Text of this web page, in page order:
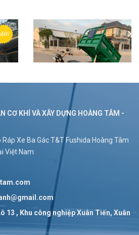
Mới
CƠ KHÍ VÀ XÂY DỰNG HOÀNG TÂM -
Xe Ba Gác T&T Fushida Hoàng Tâm
Việt Nam
13 , Khu công nghiệp Xuân Tiến, Xuân